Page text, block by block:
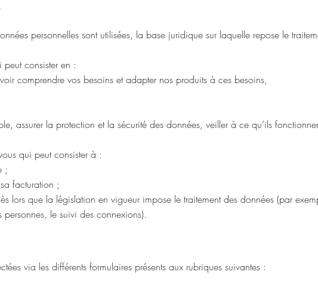
personnelles sont utilisées, la base juridique sur laquelle repose le
peut consister en :
comprendre vos besoins et adapter nos produits à ces besoins,
assurer la protection et la sécurité des données, veiller à ce qu’ils
qui peut consister à :
;
facturation ;
lors que la législation en vigueur impose le traitement des données (par
le suivi des connexions).
via les différents formulaires présents aux rubriques suivantes :